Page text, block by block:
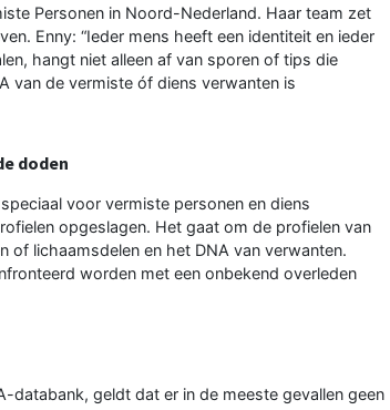
Personen in Noord-Nederland. Haar team zet
Enny: “Ieder mens heeft een identiteit en ieder
hangt niet alleen af van sporen of tips die
van de vermiste óf diens verwanten is
doden
voor vermiste personen en diens
opgeslagen. Het gaat om de profielen van
of lichaamsdelen en het DNA van verwanten.
worden met een onbekend overleden
geldt dat er in de meeste gevallen geen